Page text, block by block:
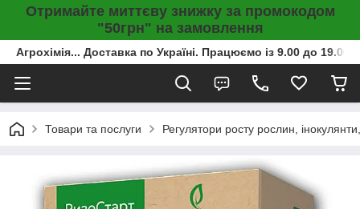
Отримайте миттєву знижку за промокодом
"50грн" на замовлення
Агрохімія... Доставка по Україні. Працюємо із 9.00 до
Товари та послуги Регулятори росту рослин, інокулянти,